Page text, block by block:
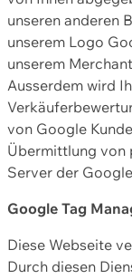
unseren anderen
unserem Logo
unserem
Ausserdem wird
von Google
Übermittlung von
Server der
Google Tag
Diese Webseite
Durch diesen